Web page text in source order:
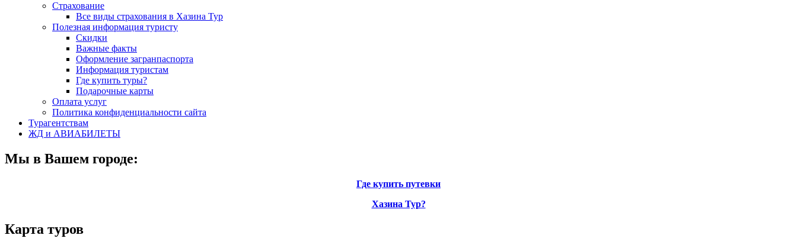
Страхование
Все виды страхования в Хазина Тур
Полезная информация туристу
Скидки
Важные факты
Оформление загранпаспорта
Информация туристам
Где купить туры?
Подарочные карты
Оплата услуг
Политика конфиденциальности сайта
Турагентствам
ЖД и АВИАБИЛЕТЫ
Мы в Вашем городе:
Где купить путевки
Хазина Тур?
Карта туров